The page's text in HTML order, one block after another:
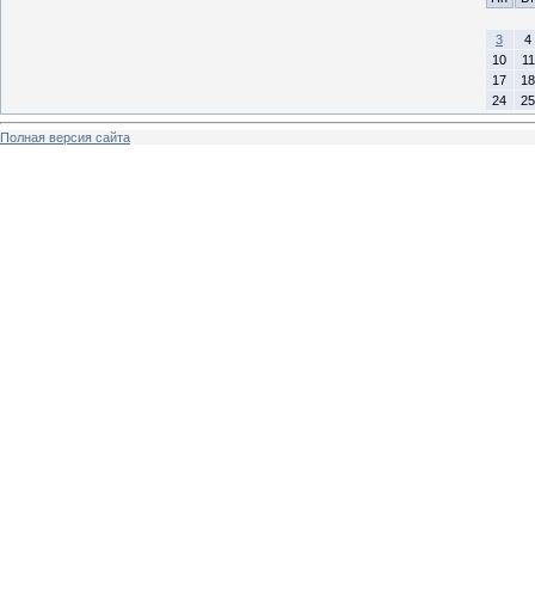
3
4
10
11
17
18
24
25
Полная версия сайта